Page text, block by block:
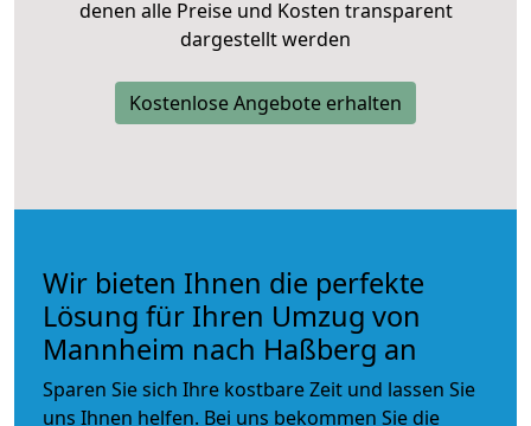
denen alle Preise und Kosten transparent
dargestellt werden
Kostenlose Angebote erhalten
Wir bieten Ihnen die perfekte
Lösung für Ihren Umzug von
Mannheim nach Haßberg an
Sparen Sie sich Ihre kostbare Zeit und lassen Sie
uns Ihnen helfen. Bei uns bekommen Sie die